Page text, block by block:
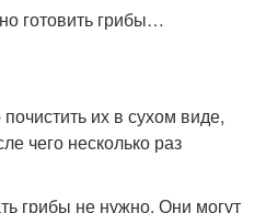
готовить грибы…
их в сухом виде,
чего несколько раз
грибы не нужно. Они могут